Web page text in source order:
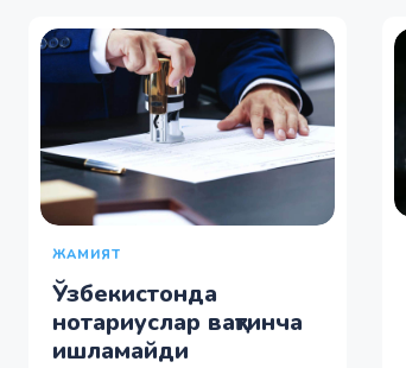
ЖАМИЯТ
Ўзбекистонда
нотариуслар вақтинча
ишламайди